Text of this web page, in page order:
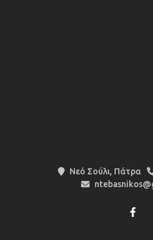
Νεό Σούλι, Πάτρα